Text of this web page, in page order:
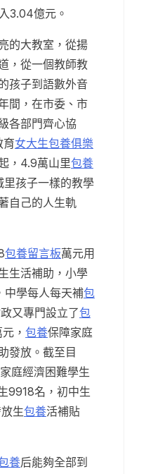
3.04億元。
的大教室，從揚
，從一個教師教
孩子到語數外音
間，在市委、市
各部門齊心協
育女大生包養俱樂
，4.9萬山里包養
孩子一樣的教學
自己的人生軌
包養留言板萬元用
生活補助，小學
中學每人每天補包
又專門設立了包
， 包養保障家庭
發放。截至目
庭經濟困難學生
9918名，初中生
放生包養活補貼
養后能夠全部到